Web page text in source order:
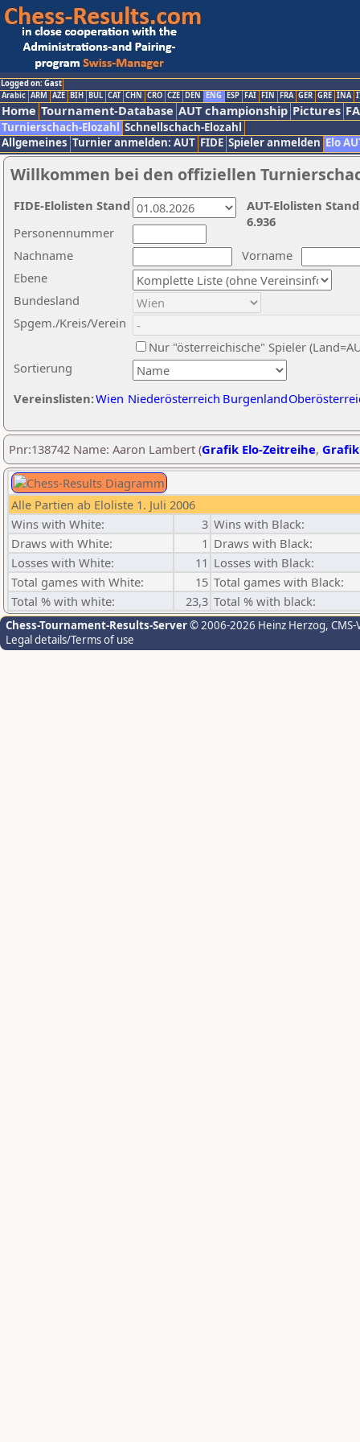
Logged on: Gast
Arabic ARM AZE BIH BUL CAT CHN CRO CZE DEN ENG ESP FAI FIN FRA GER GRE INA
Home Tournament-Database AUT championship Pictures
Turnierschach-Elozahl Schnellschach-Elozahl
Allgemeines Turnier anmelden: AUT FIDE Spieler anmelden Elo
Willkommen bei den offiziellen
Nachname
Vorname
Ebene
Sortierung
Personennummer
Bundesland
Spgem./Kreis/Verein
Nur "österreichische" Spieler
Vereinslisten:Wien Niederösterreich Burgenland
AUT-Elolisten
6.936
FIDE-Elolisten Stand
Pnr:138742 Name: Aaron Lambert (Grafik Elo-Zeitreihe,
Alle Partien ab Eloliste 1. Juli 2006
Wins with White:
3 Wins with Black:
Draws with White:
1 Draws with Black:
Losses with White:
11 Losses with Black:
Total games with White:
15 Total games with Black:
Total % with white:
23,3 Total % with black:
Chess-Tournament-Results-Server© 2006-2026 Heinz Herzog,
Legal details/Terms of use